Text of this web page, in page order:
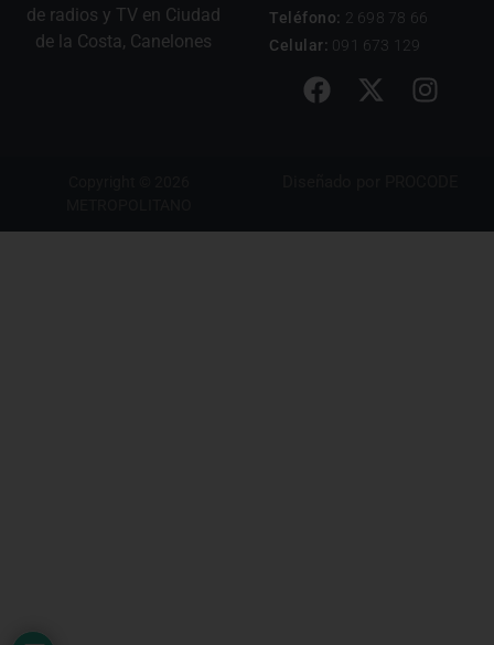
de radios y TV en Ciudad
de la Costa, Canelones
Teléfono: 2 698 78 66
Celular: 091 673 129